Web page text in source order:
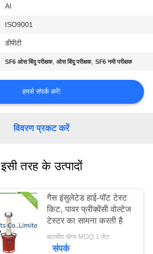
AI
ISO9001
डीपीटी
SF6 ओस बिंदु परीक्षक,ओस बिंदु परीक्षक,SF6 नमी परीक्षक
हमसे संपर्क करें!
विवरण प्रकट करें
इसी तरह के उत्पादों
गैस इंसुलेटेड हाई-पॉट टेस्ट
किट, पावर फ्रीक्वेंसी वोल्टेज
टेस्टर का सामना करती है
बातचीत योग्य MOQ:1 सेट
संपर्क